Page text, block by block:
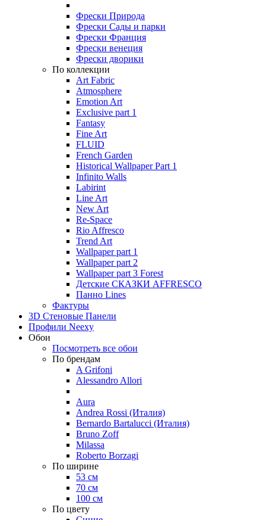
Фрески Природа
Фрески Сады и парки
Фрески Франция
Фрески венеция
Фрески дворики
По коллекции
Art Fabric
Atmosphere
Emotion Art
Exclusive part 1
Fantasy
Fine Art
FLUID
French Garden
Historical Wallpaper Part 1
Infinito Walls
Labirint
Line Art
New Art
Re-Space
Rio Affresco
Trend Art
Wallpaper part 1
Wallpaper part 2
Wallpaper part 3 Forest
Детские СКАЗКИ AFFRESCO
Панно Lines
Фактуры
3D Стеновые Панели
Профили Neexy
Обои
Посмотреть все обои
По брендам
A Grifoni
Alessandro Allori
Aura
Andrea Rossi (Италия)
Bernardo Bartalucci (Италия)
Bruno Zoff
Milassa
Roberto Borzagi
По ширине
53 см
70 см
100 см
По цвету